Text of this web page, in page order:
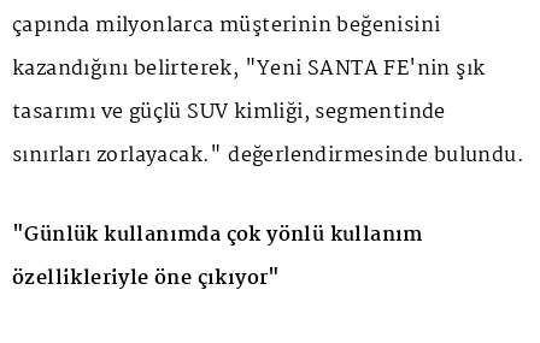
çapında milyonlarca müşterinin beğenisini
kazandığını belirterek, "Yeni SANTA FE'nin şık
tasarımı ve güçlü SUV kimliği, segmentinde
sınırları zorlayacak." değerlendirmesinde bulundu.
"Günlük kullanımda çok yönlü kullanım
özellikleriyle öne çıkıyor"